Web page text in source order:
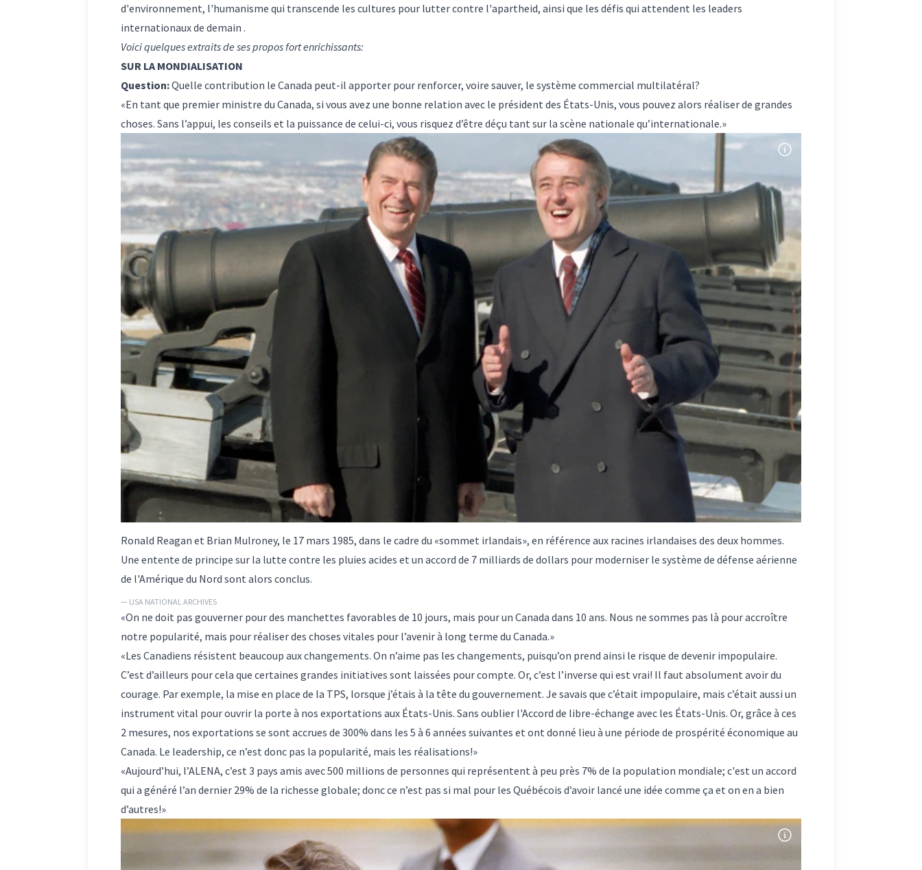
d'environnement, l'humanisme qui transcende les cultures pour lutter contre l'apartheid, ainsi que les défis qui attendent les leaders
internationaux de demain .
Voici quelques extraits de ses propos fort enrichissants:
SUR LA MONDIALISATION
Question:Quelle contribution le Canada peut-il apporter pour renforcer, voire sauver, le système commercial multilatéral?
«En tant que premier ministre du Canada, si vous avez une bonne relation avec le président des États-Unis, vous pouvez alors réaliser de grandes
choses. Sans l’appui, les conseils et la puissance de celui-ci, vous risquez d’être déçu tant sur la scène nationale qu’internationale.»
Ronald Reagan et Brian Mulroney, le 17 mars 1985, dans le cadre du «sommet irlandais», en référence aux racines irlandaises des deux hommes.
Une entente de principe sur la lutte contre les pluies acides et un accord de 7 milliards de dollars pour moderniser le système de défense aérienne
de l'Amérique du Nord sont alors conclus.
— USA NATIONAL ARCHIVES
«On ne doit pas gouverner pour des manchettes favorables de 10 jours, mais pour un Canada dans 10 ans. Nous ne sommes pas là pour accroître
notre popularité, mais pour réaliser des choses vitales pour l’avenir à long terme du Canada.»
«Les Canadiens résistent beaucoup aux changements. On n’aime pas les changements, puisqu’on prend ainsi le risque de devenir impopulaire.
C’est d’ailleurs pour cela que certaines grandes initiatives sont laissées pour compte. Or, c’est l’inverse qui est vrai! Il faut absolument avoir du
courage. Par exemple, la mise en place de la TPS, lorsque j’étais à la tête du gouvernement. Je savais que c’était impopulaire, mais c’était aussi un
instrument vital pour ouvrir la porte à nos exportations aux États-Unis. Sans oublier l'Accord de libre-échange avec les États-Unis. Or, grâce à ces
2 mesures, nos exportations se sont accrues de 300% dans les 5 à 6 années suivantes et ont donné lieu à une période de prospérité économique au
Canada. Le leadership, ce n’est donc pas la popularité, mais les réalisations!»
«Aujourd’hui, l’ALENA, c’est 3 pays amis avec 500 millions de personnes qui représentent à peu près 7% de la population mondiale; c'est un accord
qui a généré l’an dernier 29% de la richesse globale; donc ce n’est pas si mal pour les Québécois d’avoir lancé une idée comme ça et on en a bien
d’autres!»